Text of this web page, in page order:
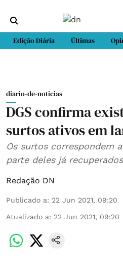
Edição Diária Últimas
diario-de-noticias
DGS confirma
surtos ativos em
Os surtos correspondem
parte deles já
Redação DN
Publicado a: 22 Jun 2021, 09:20
Atualizado a: 22 Jun 2021, 09:20